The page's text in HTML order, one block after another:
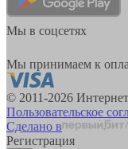
Мы в соцсетях
Мы принимаем к
© 2011-2026
Пользовательское
Сделано в
Регистрация